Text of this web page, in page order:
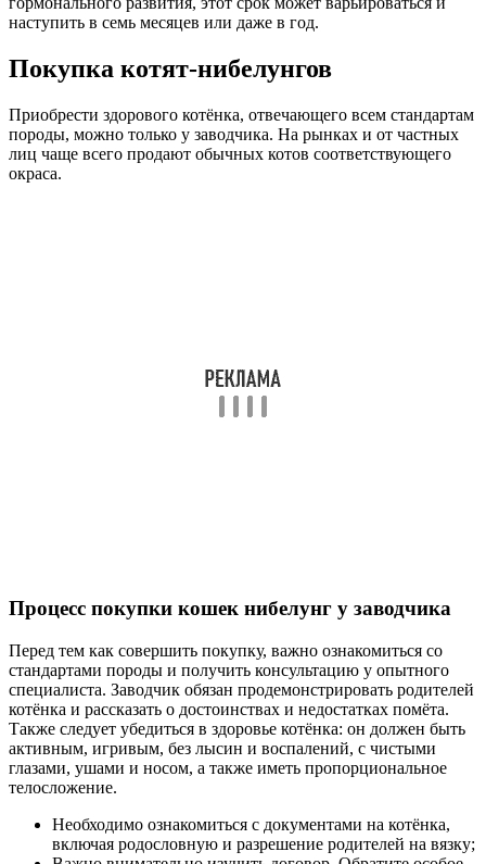
наступить в семь месяцев или даже в год.
Покупка котят-нибелунгов
Приобрести здорового котёнка, отвечающего всем стандартам
породы, можно только у заводчика. На рынках и от частных
лиц чаще всего продают обычных котов соответствующего
окраса.
Процесс покупки кошек нибелунг у заводчика
Перед тем как совершить покупку, важно ознакомиться со
стандартами породы и получить консультацию у опытного
специалиста. Заводчик обязан продемонстрировать родителей
котёнка и рассказать о достоинствах и недостатках помёта.
Также следует убедиться в здоровье котёнка: он должен быть
активным, игривым, без лысин и воспалений, с чистыми
глазами, ушами и носом, а также иметь пропорциональное
телосложение.
Необходимо ознакомиться с документами на котёнка,
включая родословную и разрешение родителей на вязку;